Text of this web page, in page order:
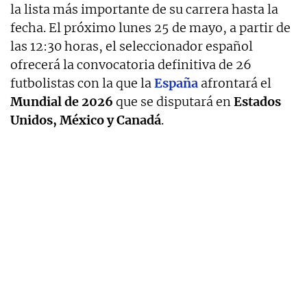
la lista más importante de su carrera hasta la
fecha. El próximo lunes 25 de mayo, a partir de
las 12:30 horas, el seleccionador español
ofrecerá la convocatoria definitiva de 26
futbolistas con la que laEspaña afrontará el
Mundial de 2026 que se disputará enEstados
Unidos, México y Canadá.